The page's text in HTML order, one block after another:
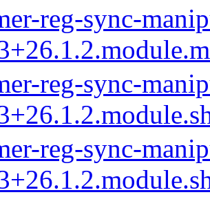
reg-sync-
reg-sync-
reg-sync-